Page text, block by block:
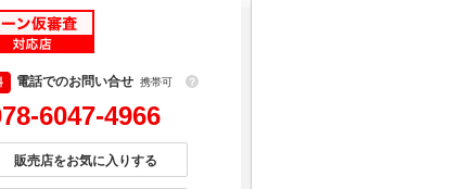
電話でのお問い合せ 携帯可 ？
6047-4966
販売店をお気に入りする